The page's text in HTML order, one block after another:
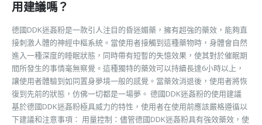
用建議嗎？
德國DDK迷姦粉是一款引人注目的昏迷媚藥，擁有超強的藥效，能夠直
接刺激人體的神經中樞系統。當使用者接觸到這種藥物時，身體會自然
進入一種深度的睡眠狀態，同時帶有短暫的失憶效果，使其對於催眠期
間所發生的事情毫無察覺。這種獨特的藥效可以持續長達6小時以上，
讓使用者體驗到如同置身夢境一般的感覺。當藥效消退後，使用者將恢
復到先前的狀態，仿佛一切都是一場夢。 德國DDK迷姦粉的使用建議
基於德國DDK迷姦粉極具威力的特性，使用者在使用前應該嚴格遵循以
下建議和注意事項： 用量控制：儘管德國DDK迷姦粉具有強效藥效，使